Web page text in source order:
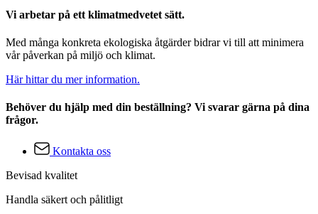
Vi arbetar på ett klimatmedvetet sätt.
Med många konkreta ekologiska åtgärder bidrar vi till att minimera
vår påverkan på miljö och klimat.
Här hittar du mer information.
Behöver du hjälp med din beställning? Vi svarar gärna på dina
frågor.
Kontakta oss
Bevisad kvalitet
Handla säkert och pålitligt